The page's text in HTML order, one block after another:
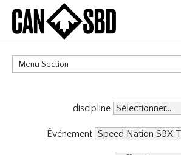
Menu Section
Événements & Compétitions
discipline
Événement